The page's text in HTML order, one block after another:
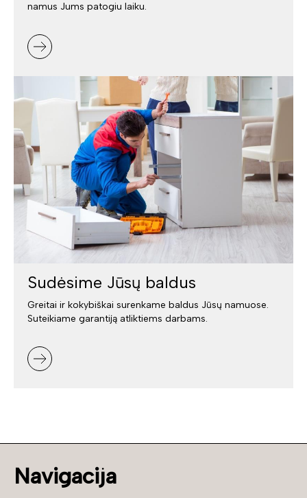
namus Jums patogiu laiku.
Sudėsime Jūsų baldus
Greitai ir kokybiškai surenkame baldus Jūsų namuose.
Suteikiame garantiją atliktiems darbams.
Navigacija